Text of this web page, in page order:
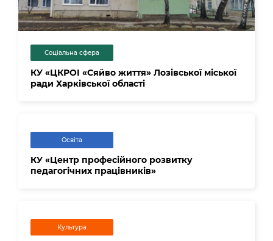
Соціальна сфера
КУ «ЦКРОІ «Сяйво життя» Лозівської міської
ради Харківської області
Освіта
КУ «Центр професійного розвитку
педагогічних працівників»
Культура